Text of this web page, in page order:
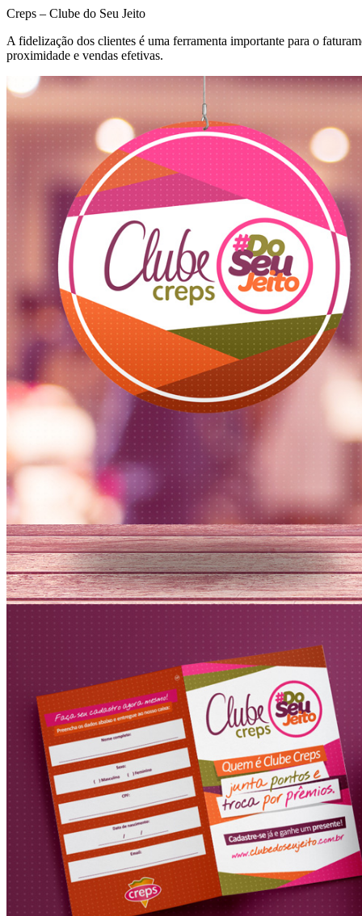
Creps – Clube do Seu Jeito
A fidelização dos clientes é uma ferramenta importante para o
proximidade e vendas efetivas.